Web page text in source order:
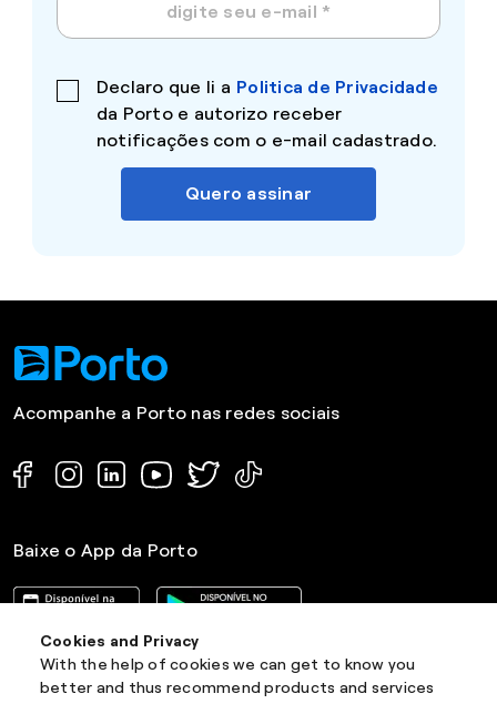
Cookies and Privacy
With the help of cookies we can get to know you
better and thus recommend products and services
Declaro que li a Politica de Privacidade
da Porto e autorizo receber
notificações com o e-mail cadastrado.
Quero assinar
Acompanhe a Porto nas redes sociais
Baixe o App da Porto
Institucional